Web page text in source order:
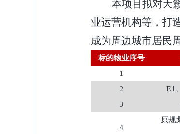
本项目拟对天
业运营机构等，打
成为周边城市居民
标的物业序号
1
2
E1
3
4
原规